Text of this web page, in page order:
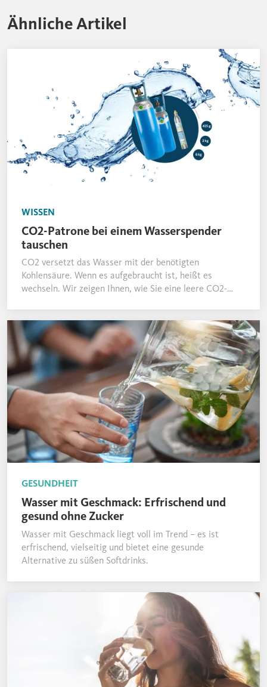
Ähnliche Artikel
WISSEN
CO2-Patrone bei einem Wasserspender
tauschen
CO2 versetzt das Wasser mit der benötigten
Kohlensäure. Wenn es aufgebraucht ist, heißt es
wechseln. Wir zeigen Ihnen, wie Sie eine leere CO2-
GESUNDHEIT
Wasser mit Geschmack: Erfrischend und
gesund ohne Zucker
Wasser mit Geschmack liegt voll im Trend – es ist
erfrischend, vielseitig und bietet eine gesunde
Alternative zu süßen Softdrinks.